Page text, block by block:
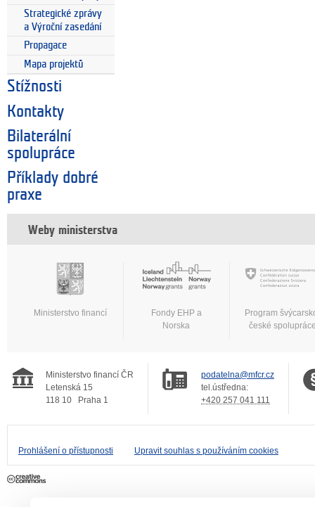
Strategické zprávy
a Výroční zasedání
Propagace
Mapa projektů
Stížnosti
Kontakty
Bilaterální
spolupráce
Příklady dobré
praxe
Weby ministerstva
Ministerstvo financí
Fondy EHP a
Norska
Program
české
Ministerstvo financí ČR
Letenská 15
118 10
Praha 1
podatelna@mfcr.cz
tel.ústředna:
+420 257 041 111
Prohlášení o přístupnosti Upravit souhlas s používáním cookies